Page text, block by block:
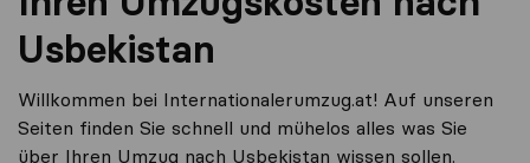
Usbekistan
Willkommen bei Internationalerumzug.at! Auf unseren
Seiten finden Sie schnell und mühelos alles was Sie
über Ihren Umzug nach Usbekistan wissen sollen.